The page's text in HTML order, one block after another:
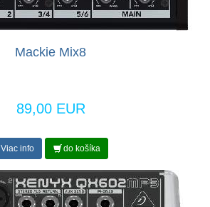
Mackie Mix8
89,00 EUR
Viac info do košíka